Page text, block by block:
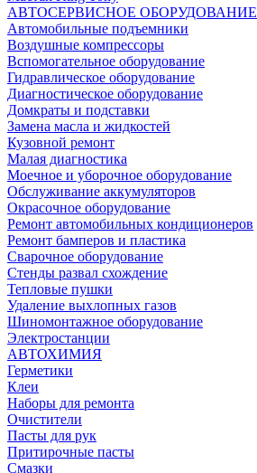
АВТОСЕРВИСНОЕ ОБОРУДОВАНИЕ
Автомобильные подъемники
Воздушные компрессоры
Вспомогательное оборудование
Гидравлическое оборудование
Диагностическое оборудование
Домкраты и подставки
Замена масла и жидкостей
Кузовной ремонт
Малая диагностика
Моечное и уборочное оборудование
Обслуживание аккумуляторов
Окрасочное оборудование
Ремонт автомобильных кондиционеров
Ремонт бамперов и пластика
Сварочное оборудование
Стенды развал схождение
Тепловые пушки
Удаление выхлопных газов
Шиномонтажное оборудование
Электростанции
АВТОХИМИЯ
Герметики
Клеи
Наборы для ремонта
Очистители
Пасты для рук
Притирочные пасты
Смазки